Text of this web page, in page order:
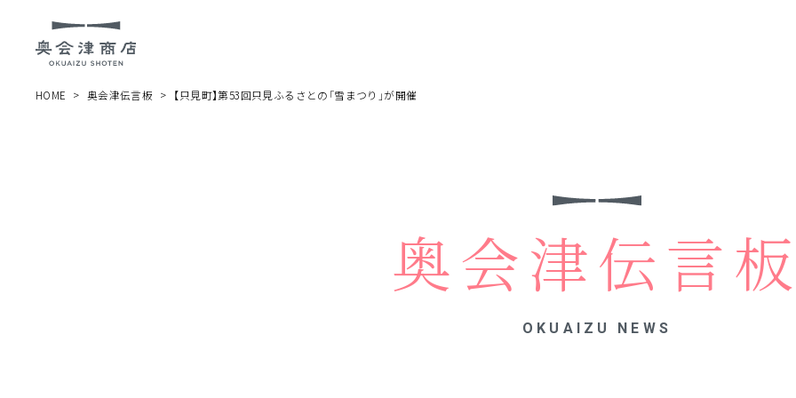
HOME 奥会津伝言板 【只見町】第53回只見ふるさとの「雪まつり」が開催
奥会津伝言
OKUAIZU NEWS